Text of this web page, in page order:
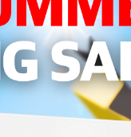
예상치 못한 에러입니